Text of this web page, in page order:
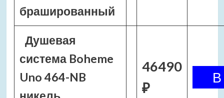
брашированный
Душевая
система Boheme
Uno 464-NB
46490
₽